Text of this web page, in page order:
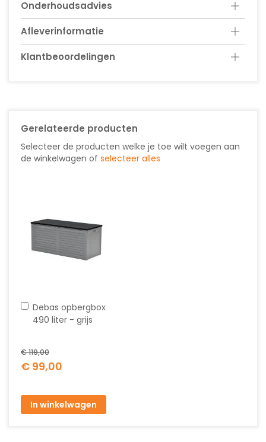
Onderhoudsadvies
Afleverinformatie
Klantbeoordelingen
Gerelateerde producten
Selecteer de producten welke je toe wilt voegen aan
de winkelwagen of selecteer alles
Debas opbergbox
490 liter - grijs
Special
Price
€ 99,00
€ 119,00
In
winkelwagen
In winkelwagen